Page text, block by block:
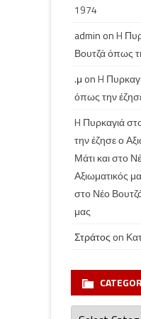
1974
admin onH
Βουτζά όπως
.μ onH
όπως την
H Πυρκαγιά
την έζησε ο
Μάτι και στο
Αξιωματικός
στο Νέο
μας
Στράτος on
Categories